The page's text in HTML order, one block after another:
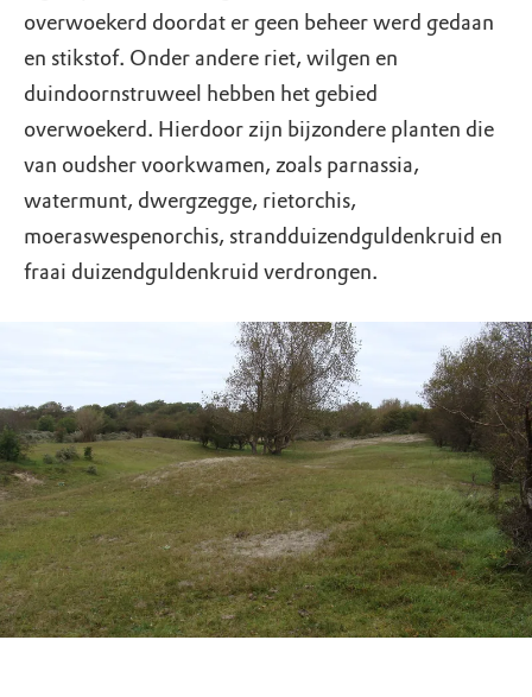
overwoekerd doordat er geen beheer werd gedaan
en stikstof. Onder andere riet, wilgen en
duindoornstruweel hebben het gebied
overwoekerd. Hierdoor zijn bijzondere planten die
van oudsher voorkwamen, zoals parnassia,
watermunt, dwergzegge, rietorchis,
moeraswespenorchis, strandduizendguldenkruid en
fraai duizendguldenkruid verdrongen.